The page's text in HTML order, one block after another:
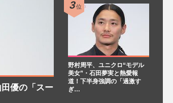
優の「スー
野村周平、ユニクロ“モデル
美女”・石田夢実と熱愛報
道！下半身強調の「過激す
ぎ…